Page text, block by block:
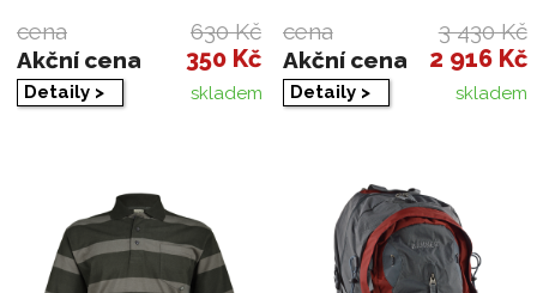
cena
630 Kč
Akční cena
350 Kč
Detaily > skladem
cena
3 430 Kč
Akční cena
2 916 Kč
Detaily > skladem